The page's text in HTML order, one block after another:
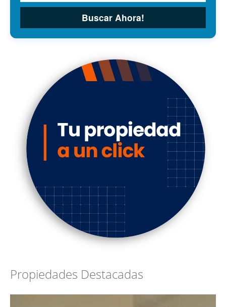
Buscar Ahora!
Propiedades Destacadas